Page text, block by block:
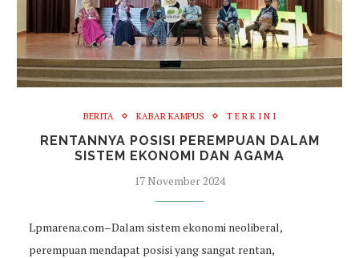
BERITA KABAR KAMPUS T E R K I N I
RENTANNYA POSISI PEREMPUAN DALAM
SISTEM EKONOMI DAN AGAMA
17 November 2024
Lpmarena.com–Dalam sistem ekonomi neoliberal,
perempuan mendapat posisi yang sangat rentan,